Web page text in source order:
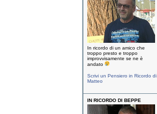
In ricordo di un amico che
troppo presto e troppo
improvvisamente se ne è
andato
Scrivi un Pensiero in Ricordo di
Matteo
IN RICORDO DI BEPPE